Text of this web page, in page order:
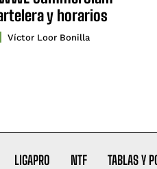
y horarios
Víctor Loor Bonilla
LIGAPRO NTF TABLAS Y